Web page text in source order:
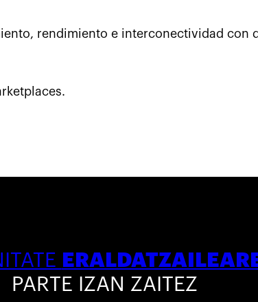
rendimiento e interconectividad con
PARTE IZAN ZAITEZ